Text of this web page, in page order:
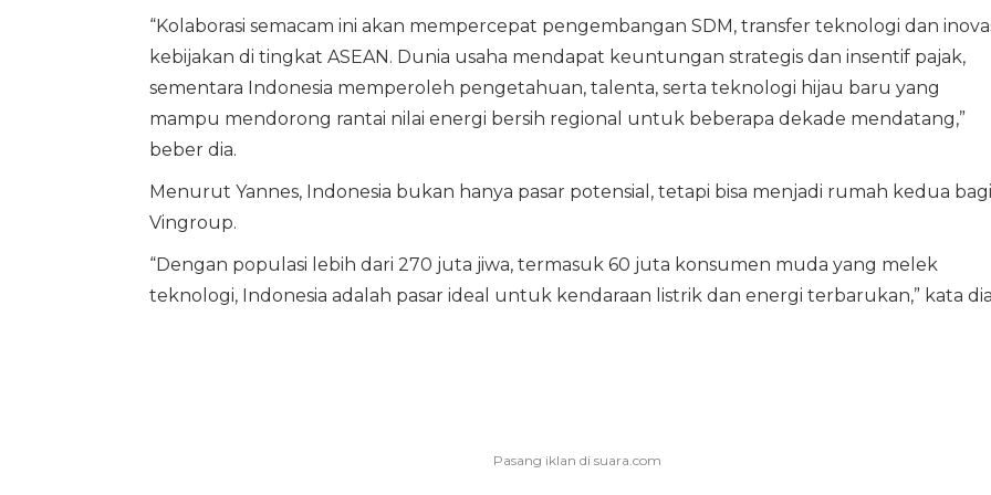
“Kolaborasi semacam ini akan mempercepat pengembangan SDM, transfer teknologi dan
kebijakan di tingkat ASEAN. Dunia usaha mendapat keuntungan strategis dan insentif pajak,
sementara Indonesia memperoleh pengetahuan, talenta, serta teknologi hijau baru yang
mampu mendorong rantai nilai energi bersih regional untuk beberapa dekade mendatang,”
beber dia.
Menurut Yannes, Indonesia bukan hanya pasar potensial, tetapi bisa menjadi rumah kedua bagi
Vingroup.
“Dengan populasi lebih dari 270 juta jiwa, termasuk 60 juta konsumen muda yang melek
teknologi, Indonesia adalah pasar ideal untuk kendaraan listrik dan energi terbarukan,” kata